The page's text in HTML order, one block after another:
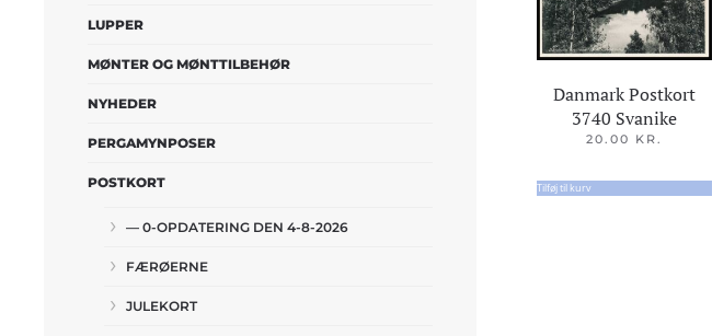
LUPPER
MØNTER OG MØNTTILBEHØR
NYHEDER
PERGAMYNPOSER
POSTKORT
— 0-OPDATERING DEN 4-8-2026
FÆRØERNE
JULEKORT
Danmark Postkort
3740 Svanike
20.00 KR.
Tilføj til kurv